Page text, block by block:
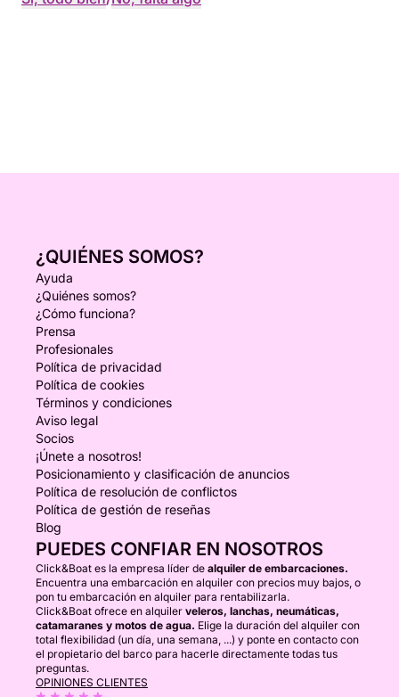
¿QUIÉNES SOMOS?
Ayuda
¿Quiénes somos?
¿Cómo funciona?
Prensa
Profesionales
Política de privacidad
Política de cookies
Términos y condiciones
Aviso legal
Socios
¡Únete a nosotros!
Posicionamiento y clasificación de anuncios
Política de resolución de conflictos
Política de gestión de reseñas
Blog
PUEDES CONFIAR EN NOSOTROS
Click&Boat es la empresa líder de alquiler de embarcaciones.
Encuentra una embarcación en alquiler con precios muy bajos, o
pon tu embarcación en alquiler para rentabilizarla.
Click&Boat ofrece en alquiler veleros, lanchas, neumáticas,
catamaranes y motos de agua. Elige la duración del alquiler con
total flexibilidad (un día, una semana, ...) y ponte en contacto con
el propietario del barco para hacerle directamente todas tus
preguntas.
OPINIONES CLIENTES